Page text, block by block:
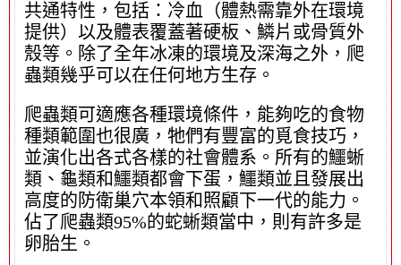
共通特性，包括：冷血（體熱需靠外在環境
提供）以及體表覆蓋著硬板、鱗片或骨質外
殼等。除了全年冰凍的環境及深海之外，爬
蟲類幾乎可以在任何地方生存。
爬蟲類可適應各種環境條件，能夠吃的食物
種類範圍也很廣，牠們有豐富的覓食技巧，
並演化出各式各樣的社會體系。所有的鱷蜥
類、龜類和鱷類都會下蛋，鱷類並且發展出
高度的防衛巢穴本領和照顧下一代的能力。
佔了爬蟲類95%的蛇蜥類當中，則有許多是
卵胎生。